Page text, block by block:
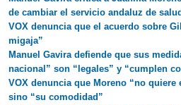
de cambiar el servicio andaluz de salud
VOX denuncia que el acuerdo sobre
migaja”
Manuel Gavira defiende que sus
nacional” son “legales” y “cumplen
VOX denuncia que Moreno “no
sino “su comodidad”